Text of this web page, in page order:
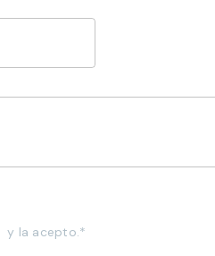
y la acepto.*